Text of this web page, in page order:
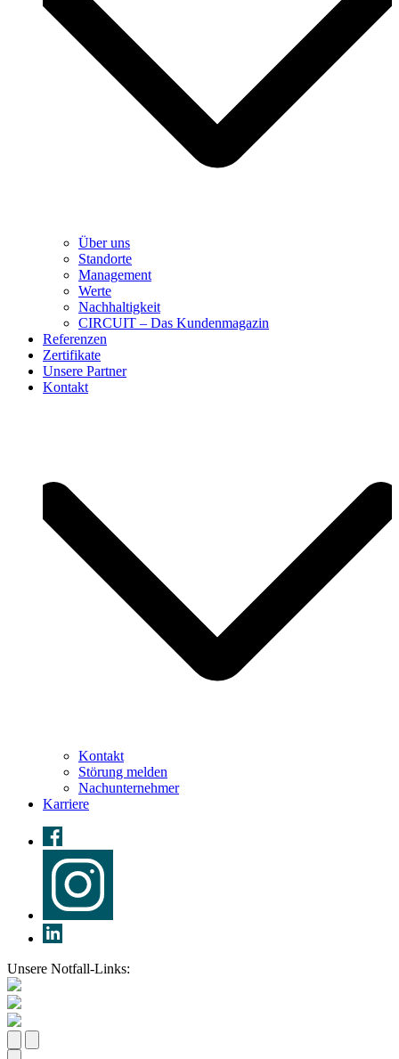
Über uns
Standorte
Management
Werte
Nachhaltigkeit
CIRCUIT – Das Kundenmagazin
Referenzen
Zertifikate
Unsere Partner
Kontakt
Kontakt
Störung melden
Nachunternehmer
Karriere
Unsere Notfall-Links: